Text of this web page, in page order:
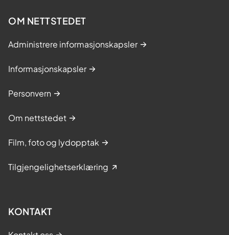
OM NETTSTEDET
Administrere informasjonskapsler
Informasjonskapsler
Personvern
Om nettstedet
Film, foto og lydopptak
Tilgjengelighetserklæring
KONTAKT